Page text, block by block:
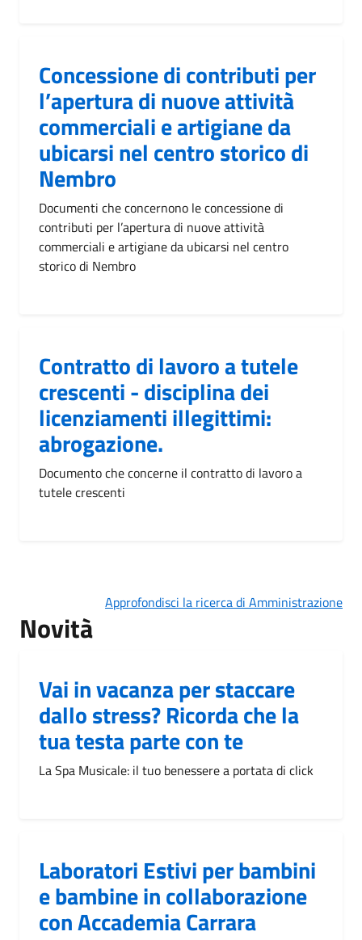
Concessione di contributi per
l’apertura di nuove attività
commerciali e artigiane da
ubicarsi nel centro storico di
Nembro
Documenti che concernono le concessione di
contributi per l’apertura di nuove attività
commerciali e artigiane da ubicarsi nel centro
storico di Nembro
Contratto di lavoro a tutele
crescenti - disciplina dei
licenziamenti illegittimi:
abrogazione.
Documento che concerne il contratto di lavoro a
tutele crescenti
Approfondisci la ricerca di Amministrazione
Novità
Vai in vacanza per staccare
dallo stress? Ricorda che la
tua testa parte con te
La Spa Musicale: il tuo benessere a portata di click
Laboratori Estivi per bambini
e bambine in collaborazione
con Accademia Carrara